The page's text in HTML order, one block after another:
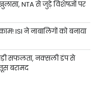
NTA से जुड़े विशेषज्ञों पर
ISI ने नाबालिगों को बनाया
सफलता, नक्सली डंप से
बरामद